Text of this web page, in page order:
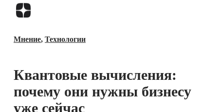
Финансы
Блокчейн
Мнение, Технологии
Квантовые вычисления:
почему они нужны бизнесу
уже сейчас